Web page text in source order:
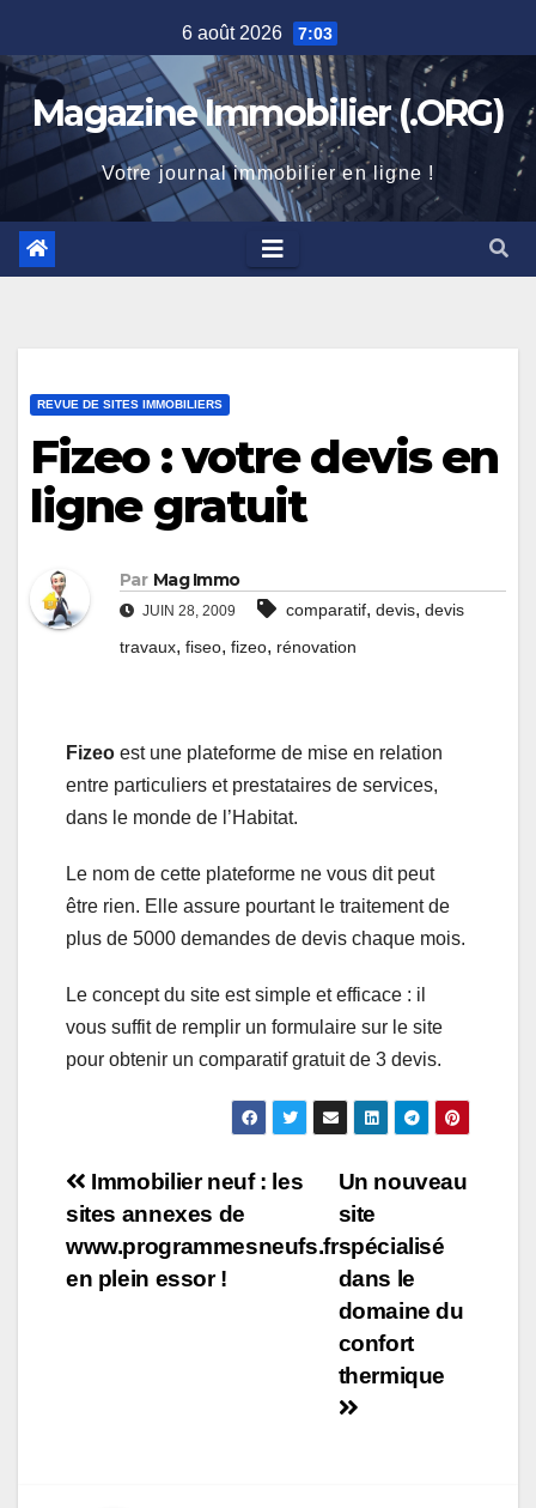
to
content
6 août 2026 7:03
Magazine Immobilier (.ORG)
Votre journal immobilier en ligne !
REVUE DE SITES IMMOBILIERS
Fizeo : votre devis en
ligne gratuit
Par Mag Immo
JUIN 28, 2009 comparatif, devis, devis
travaux, fiseo, fizeo, rénovation
Fizeo est une plateforme de mise en relation
entre particuliers et prestataires de services,
dans le monde de l’Habitat.
Le nom de cette plateforme ne vous dit peut
être rien. Elle assure pourtant le traitement de
plus de 5000 demandes de devis chaque mois.
Le concept du site est simple et efficace : il
vous suffit de remplir un formulaire sur le site
pour obtenir un comparatif gratuit de 3 devis.
Navigation
de
l’article
Un nouveau
site
spécialisé
dans le
domaine du
confort
thermique
Immobilier neuf : les
sites annexes de
www.programmesneufs.fr
en plein essor !